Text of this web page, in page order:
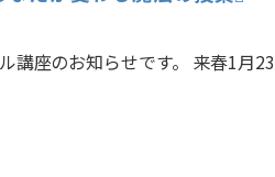
講座のお知らせです。 来春1月23